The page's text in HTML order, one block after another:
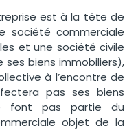
est à la tête de
société commerciale
et une société civile
biens immobiliers),
à l’encontre de
pas ses biens
font pas partie du
objet de la